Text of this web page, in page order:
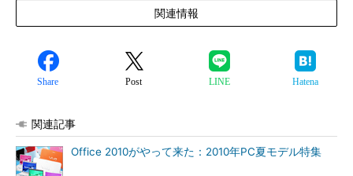
関連情報
Share Post LINE Hatena
関連記事
Office 2010がやって来た：2010年PC夏モデル特集